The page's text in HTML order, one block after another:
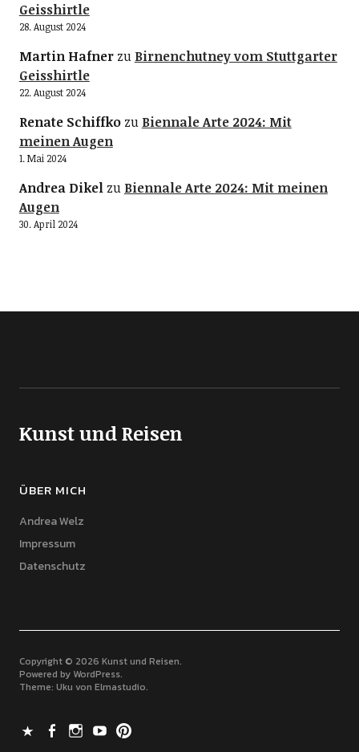
Geisshirtle
28. August 2024
Martin Hafnerzu Birnenchutney vom Stuttgarter
Geisshirtle
22. August 2024
Renate Schiffkozu Biennale Arte 2024: Mit
meinen Augen
1. Mai 2024
Andrea Dikelzu Biennale Arte 2024: Mit meinen
Augen
30. April 2024
Kunst und Reisen
ÜBER MICH
Andrea Welz
Impressum
Datenschutz
Copyright © 2026 Kunst und Reisen
Powered by WordPress
Theme: Uku von Elmastudio